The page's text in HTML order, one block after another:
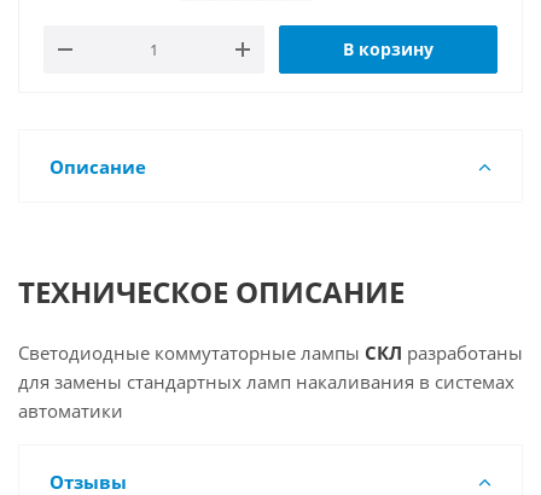
В корзину
Описание
ТЕХНИЧЕСКОЕ ОПИСАНИЕ
Светодиодные коммутаторные лампы СКЛ разработаны
для замены стандартных ламп накаливания в системах
автоматики
Отзывы